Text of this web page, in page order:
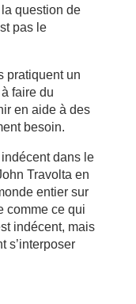
la question de
pas le
pratiquent un
faire du
en aide à des
besoin.
indécent dans le
Travolta en
entier sur
comme ce qui
indécent, mais
s’interposer